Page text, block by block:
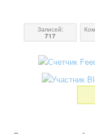
Записей:
717